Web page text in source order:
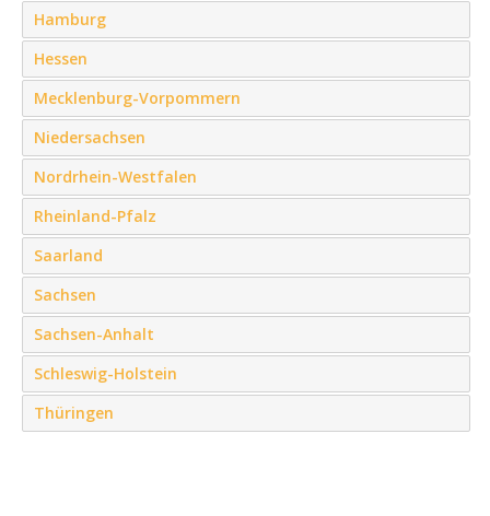
Hamburg
Hessen
Mecklenburg-Vorpommern
Niedersachsen
Nordrhein-Westfalen
Rheinland-Pfalz
Saarland
Sachsen
Sachsen-Anhalt
Schleswig-Holstein
Thüringen